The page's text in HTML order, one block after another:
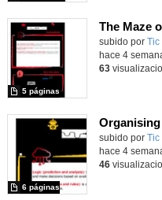
The Maze
subido por Tic
5 páginas
hace 4
63
subido por Tic
6 páginas
hace 4
46